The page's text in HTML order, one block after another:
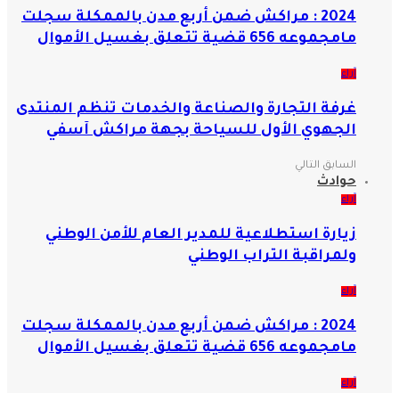
2024 : مراكش ضمن أربع مدن بالممكلة سجلت
مامجموعه 656 قضية تتعلق بغسيل الأموال
آراء
غرفة التجارة والصناعة والخدمات تنظم المنتدى
الجهوي الأول للسياحة بجهة مراكش آسفي
السابق التالي
حوادث
آراء
زيارة استطلاعية للمدير العام للأمن الوطني
ولمراقبة التراب الوطني
آراء
2024 : مراكش ضمن أربع مدن بالممكلة سجلت
مامجموعه 656 قضية تتعلق بغسيل الأموال
آراء